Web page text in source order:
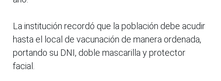
La institución recordó que la población debe acudir
hasta el local de vacunación de manera ordenada,
portando su DNI, doble mascarilla y protector
facial.